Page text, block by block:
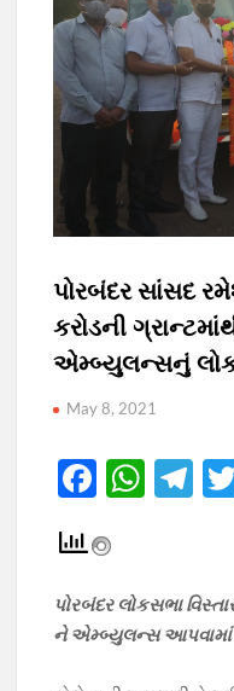
પોરબંદર સાંસદ
કરોડની
એમ્બ્યુલન્સનું
May 8, 2021
F
e
b
o
W
s
A
T
gr
a
પોરબંદર લોકસભા
ને એમ્બ્યુલન્સ